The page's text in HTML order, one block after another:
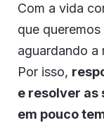
Com a vida
que
aguardando a
Por isso,
e resolver as
em pouco